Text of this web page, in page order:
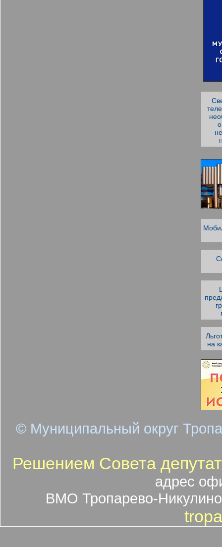
на
© Муниципальный округ
Решением Совета
адрес
ВМО Тропарево-Никулино